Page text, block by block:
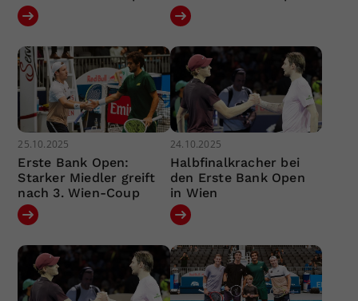
25.10.2025
Erste Bank Open:
Starker Miedler greift
nach 3. Wien-Coup
24.10.2025
Halbfinalkracher bei
den Erste Bank Open
in Wien